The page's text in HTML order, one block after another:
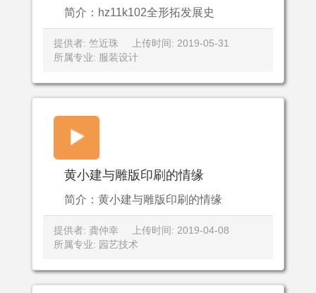
简介：hz11k102全形拓发展史
提供者: 竺近珠
上传时间: 2019-05-31
所属专业: 服装设计
黄小建与雕版印刷的情缘
简介：黄小建与雕版印刷的情缘
提供者: 龚仲幸
上传时间: 2019-04-08
所属专业: 园艺技术